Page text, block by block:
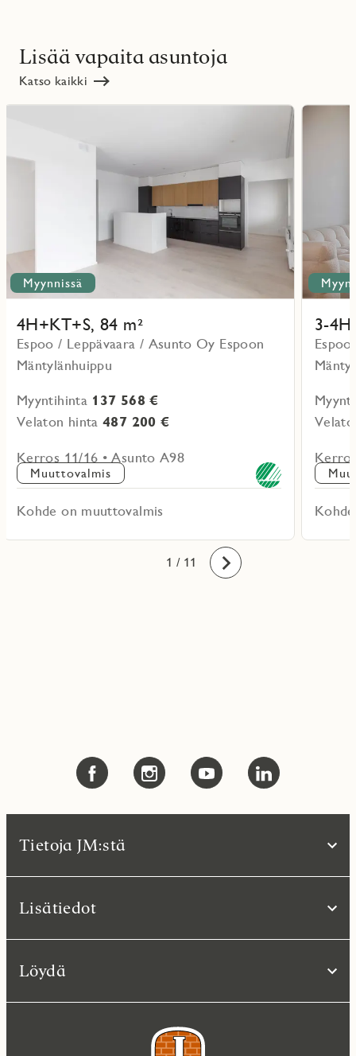
Lisää vapaita asuntoja
Katso kaikki
Myynnissä
4H+KT+S, 84 m²
Espoo / Leppävaara / Asunto Oy Espoon
Mäntylänhuippu
Myyntihinta 137 568 €
Velaton hinta487 200 €
Kerros 11/16 • Asunto A98
Muuttovalmis
Kohde on muuttovalmis
3-
Lue
1
2
3
4
5
6
7
8
9
10
11 / 11 Eteenpäin
Tietoja JM:stä
Lisätiedot
Löydä